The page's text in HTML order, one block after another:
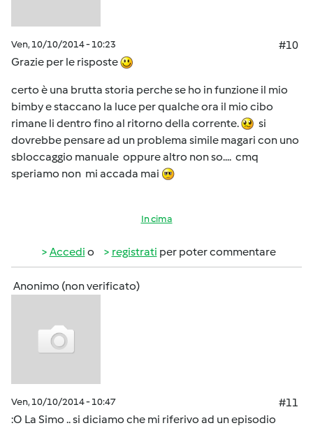
Ven, 10/10/2014 - 10:23
#10
Grazie per le risposte
certo è una brutta storia perche se ho in funzione il mio
bimby e staccano la luce per qualche ora il mio cibo
rimane li dentro fino al ritorno della corrente.
si
dovrebbe pensare ad un problema simile magari con uno
sbloccaggio manuale oppure altro non so.... cmq
speriamo non mi accada mai
In cima
Accedi o registrati per poter commentare
Anonimo (non verificato)
Ven, 10/10/2014 - 10:47
#11
:O La Simo .. si diciamo che mi riferivo ad un episodio